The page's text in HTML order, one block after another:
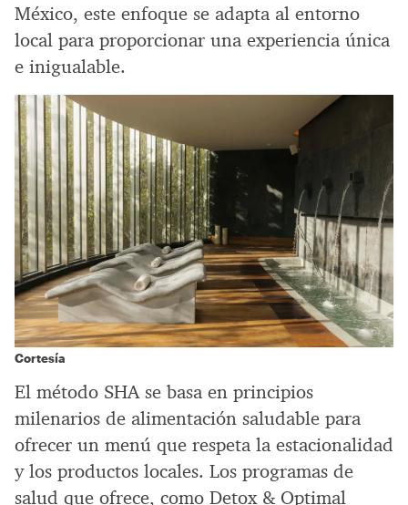
México, este enfoque se adapta al entorno
local para proporcionar una experiencia única
e inigualable.
Cortesía
El método SHA se basa en principios
milenarios de alimentación saludable para
ofrecer un menú que respeta la estacionalidad
y los productos locales. Los programas de
salud que ofrece, como Detox & Optimal